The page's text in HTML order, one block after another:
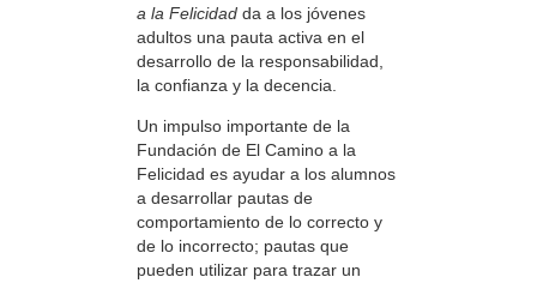
a la Felicidad da a los jóvenes
adultos una pauta activa en el
desarrollo de la responsabilidad,
la confianza y la decencia.
Un impulso importante de la
Fundación de El Camino a la
Felicidad es ayudar a los alumnos
a desarrollar pautas de
comportamiento de lo correcto y
de lo incorrecto; pautas que
pueden utilizar para trazar un